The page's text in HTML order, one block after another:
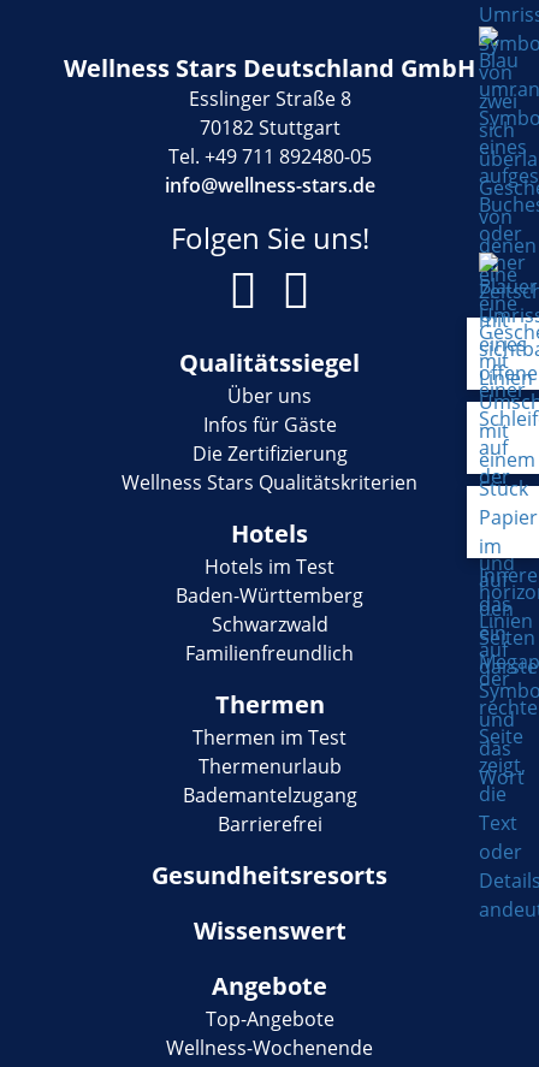
Wellness Stars Deutschland GmbH
Esslinger Straße 8
70182 Stuttgart
Tel. +49 711 892480-05
info@wellness-stars.de
Folgen Sie uns!
Qualitätssiegel
Über uns
Infos für Gäste
Die Zertifizierung
Wellness Stars Qualitätskriterien
Hotels
Hotels im Test
Baden-Württemberg
Schwarzwald
Familienfreundlich
Thermen
Thermen im Test
Thermenurlaub
Bademantelzugang
Barrierefrei
Gesundheitsresorts
Wissenswert
Angebote
Top-Angebote
Wellness-Wochenende